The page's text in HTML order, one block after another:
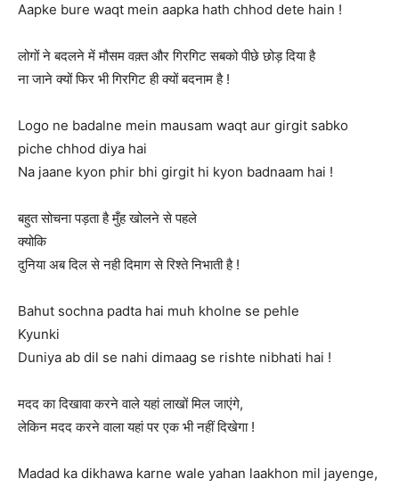
Aapke bure waqt mein aapka hath chhod dete hain !
लोगों ने बदलने में मौसम वक़्त और गिरगिट सबको पीछे छोड़ दिया है
ना जाने क्यों फिर भी गिरगिट ही क्यों बदनाम है !
Logo ne badalne mein mausam waqt aur girgit sabko
piche chhod diya hai
Na jaane kyon phir bhi girgit hi kyon badnaam hai !
बहुत सोचना पड़ता है मुँह खोलने से पहले
क्योकि
दुनिया अब दिल से नही दिमाग से रिश्ते निभाती है !
Bahut sochna padta hai muh kholne se pehle
Kyunki
Duniya ab dil se nahi dimaag se rishte nibhati hai !
मदद का दिखावा करने वाले यहां लाखों मिल जाएंगे,
लेकिन मदद करने वाला यहां पर एक भी नहीं दिखेगा !
Madad ka dikhawa karne wale yahan laakhon mil jayenge,